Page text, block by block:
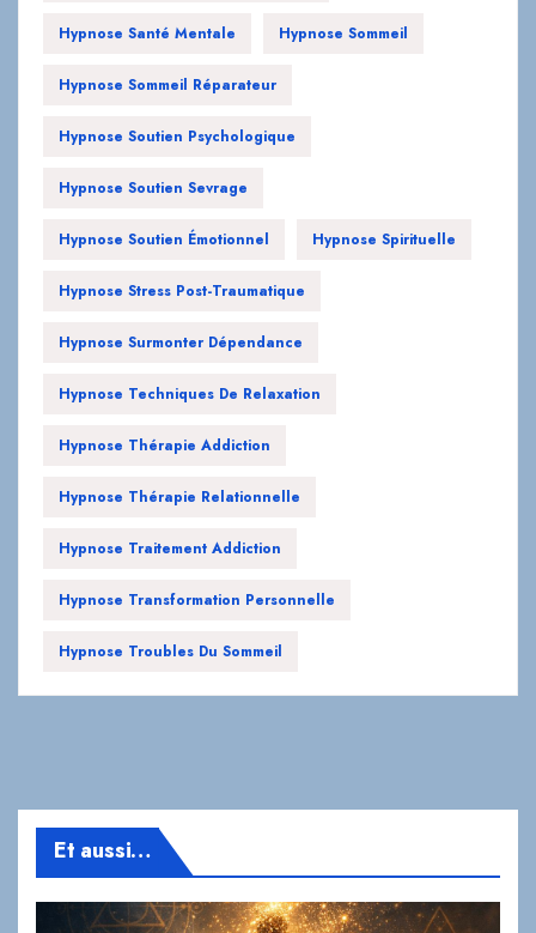
Hypnose Santé Mentale Hypnose Sommeil
Hypnose Sommeil Réparateur
Hypnose Soutien Psychologique
Hypnose Soutien Sevrage
Hypnose Soutien Émotionnel Hypnose Spirituelle
Hypnose Stress Post-Traumatique
Hypnose Surmonter Dépendance
Hypnose Techniques De Relaxation
Hypnose Thérapie Addiction
Hypnose Thérapie Relationnelle
Hypnose Traitement Addiction
Hypnose Transformation Personnelle
Hypnose Troubles Du Sommeil
Et aussi…